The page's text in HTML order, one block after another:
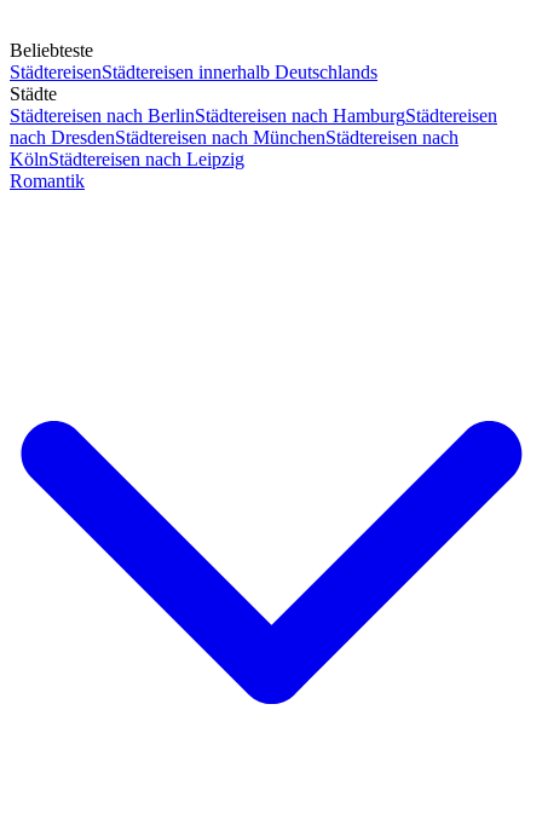
Beliebteste
StädtereisenStädtereisen innerhalb Deutschlands
Städte
Städtereisen nach BerlinStädtereisen nach HamburgStädtereisen
nach DresdenStädtereisen nach MünchenStädtereisen nach
KölnStädtereisen nach Leipzig
Romantik